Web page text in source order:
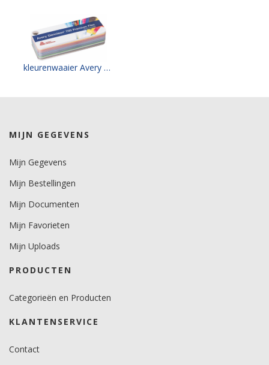
Minimale aanbrengstemperatuur (°C)
10.
Temperatuurbereik (°C)
-30 tot +110.
metallics 5 jaar.
kleurenwaaier Avery PF700 serie
MIJN GEGEVENS
Mijn Gegevens
Mijn Bestellingen
Mijn Documenten
Mijn Favorieten
Mijn Uploads
PRODUCTEN
Categorieën en Producten
KLANTENSERVICE
Contact